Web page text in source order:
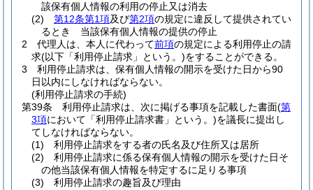
該保有個人情報の利用の停止又は消去
(2)
第12条第1項及び第2項の規定に違反して提供されてい
るとき 当該保有個人情報の提供の停止
2
代理人は、本人に代わって前項の規定による利用停止の請
求(以下「利用停止請求」という。)をすることができる。
3
利用停止請求は、保有個人情報の開示を受けた日から90
日以内にしなければならない。
(利用停止請求の手続)
第39条
利用停止請求は、次に掲げる事項を記載した書面(第
3項において「利用停止請求書」という。)を議長に提出し
てしなければならない。
(1)
利用停止請求をする者の氏名及び住所又は居所
(2)
利用停止請求に係る保有個人情報の開示を受けた日そ
の他当該保有個人情報を特定するに足りる事項
(3)
利用停止請求の趣旨及び理由